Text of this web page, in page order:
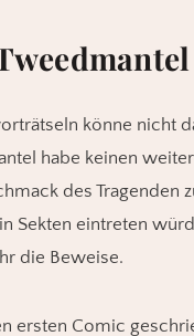
könne nicht
habe keinen
des Tragenden
Sekten eintreten
die Beweise.
ersten Comic